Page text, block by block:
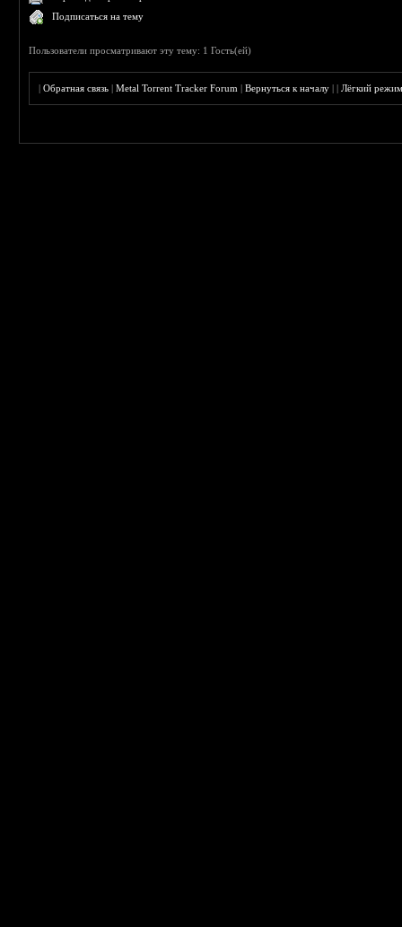
Подписаться на тему
Пользователи просматривают эту тему: 1 Гость(ей)
|Обратная связь |Metal Torrent Tracker Forum |Вернуться к началу ||Лёгкий